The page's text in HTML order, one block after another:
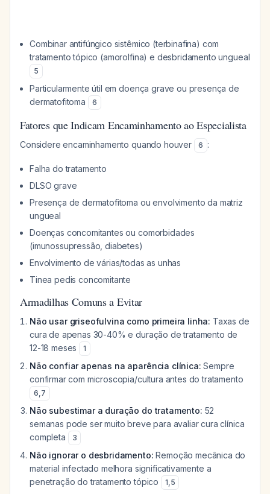
Combinar antifúngico sistêmico (terbinafina) com
tratamento tópico (amorolfina) e desbridamento ungueal
5
Particularmente útil em doença grave ou presença de
dermatofitoma
6
Fatores que Indicam Encaminhamento ao Especialista
Considere encaminhamento quando houver 6 :
Falha do tratamento
DLSO grave
Presença de dermatofitoma ou envolvimento da matriz
ungueal
Doenças concomitantes ou comorbidades
(imunossupressão, diabetes)
Envolvimento de várias/todas as unhas
Tinea pedis concomitante
Armadilhas Comuns a Evitar
Não usar griseofulvina como primeira linha: Taxas de
cura de apenas 30-40% e duração de tratamento de
12-18 meses
1
Não confiar apenas na aparência clínica: Sempre
confirmar com microscopia/cultura antes do tratamento
6,7
Não subestimar a duração do tratamento: 52
semanas pode ser muito breve para avaliar cura clínica
completa
3
Não ignorar o desbridamento: Remoção mecânica do
material infectado melhora significativamente a
penetração do tratamento tópico
1,5